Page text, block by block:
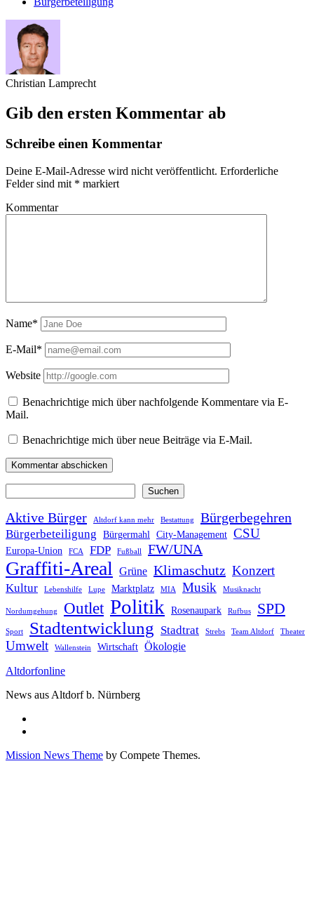
Christian Lamprecht
Gib den ersten Kommentar ab
Schreibe einen Kommentar
Deine E-Mail-Adresse wird nicht veröffentlicht. Erforderliche
Felder sind mit * markiert
Kommentar
Name*
E-Mail*
Website
Benachrichtige mich über nachfolgende Kommentare via E-
Mail.
Benachrichtige mich über neue Beiträge via E-Mail.
Suchen
Aktive Bürger Altdorf kann mehr Bestattung Bürgerbegehren
Bürgerbeteiligung Bürgermahl City-Management CSU
Europa-Union FCA FDP Fußball FW/UNA
Graffiti-Areal Grüne Klimaschutz Konzert
Kultur Lebenshilfe Lupe Marktplatz MIA Musik Musiknacht
Nordumgehung Outlet Politik Rosenaupark Rufbus SPD
Sport Stadtentwicklung Stadtrat Strebs Team Altdorf Theater
Umwelt Wallenstein Wirtschaft Ökologie
Altdorfonline
News aus Altdorf b. Nürnberg
Mission News Theme by Compete Themes.